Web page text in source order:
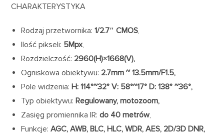
CHARAKTERYSTYKA
Rodzaj przetwornika:1/2.7″ CMOS,
Ilość pikseli: 5Mpx,
Rozdzielczość: 2960(H)×1668(V),
Ogniskowa obiektywu: 2.7mm ~ 13.5mm/F1.5,
Pole widzenia:H: 114°~32° V: 58°~17° D: 138° ~36°,
Typ obiektywu:Regulowany, motozoom,
Zasięg promiennika IR:do 40 metrów,
Funkcje: AGC, AWB, BLC, HLC, WDR, AES, 2D/3D DNR,